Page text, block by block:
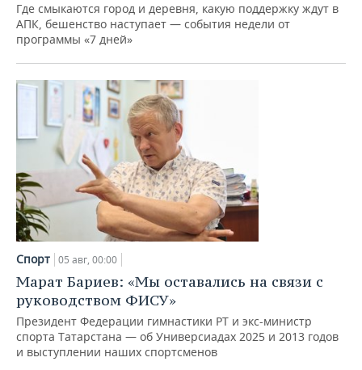
Где смыкаются город и деревня, какую поддержку ждут в
АПК, бешенство наступает — события недели от
программы «7 дней»
Спорт 05 авг, 00:00
Марат Бариев: «Мы оставались на связи с
руководством ФИСУ»
Президент Федерации гимнастики РТ и экс-министр
спорта Татарстана — об Универсиадах 2025 и 2013 годов
и выступлении наших спортсменов